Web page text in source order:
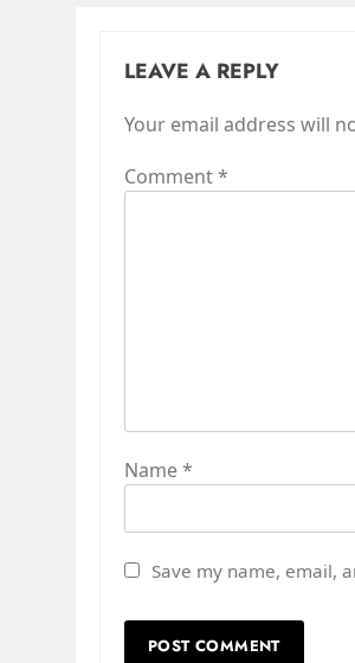
LEAVE A REPLY
Your email address will
Comment*
Name*
Save my name, email,